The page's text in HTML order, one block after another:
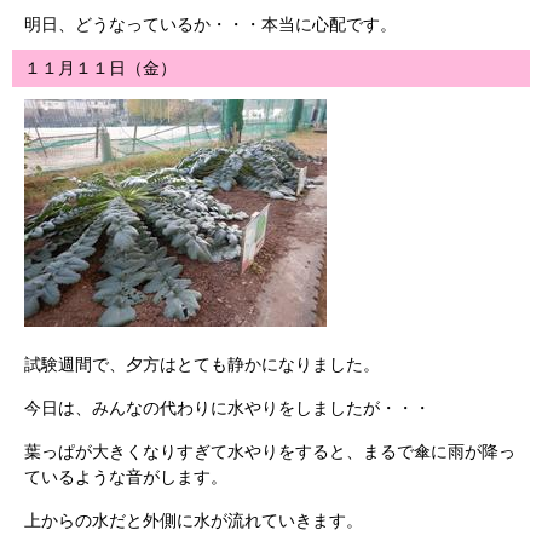
明日、どうなっているか・・・本当に心配です。
１１月１１日（金）
試験週間で、夕方はとても静かになりました。
今日は、みんなの代わりに水やりをしましたが・・・
葉っぱが大きくなりすぎて水やりをすると、まるで傘に雨が降っ
ているような音がします。
上からの水だと外側に水が流れていきます。